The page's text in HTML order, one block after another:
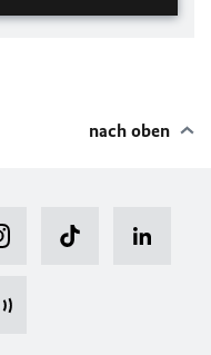
nach oben